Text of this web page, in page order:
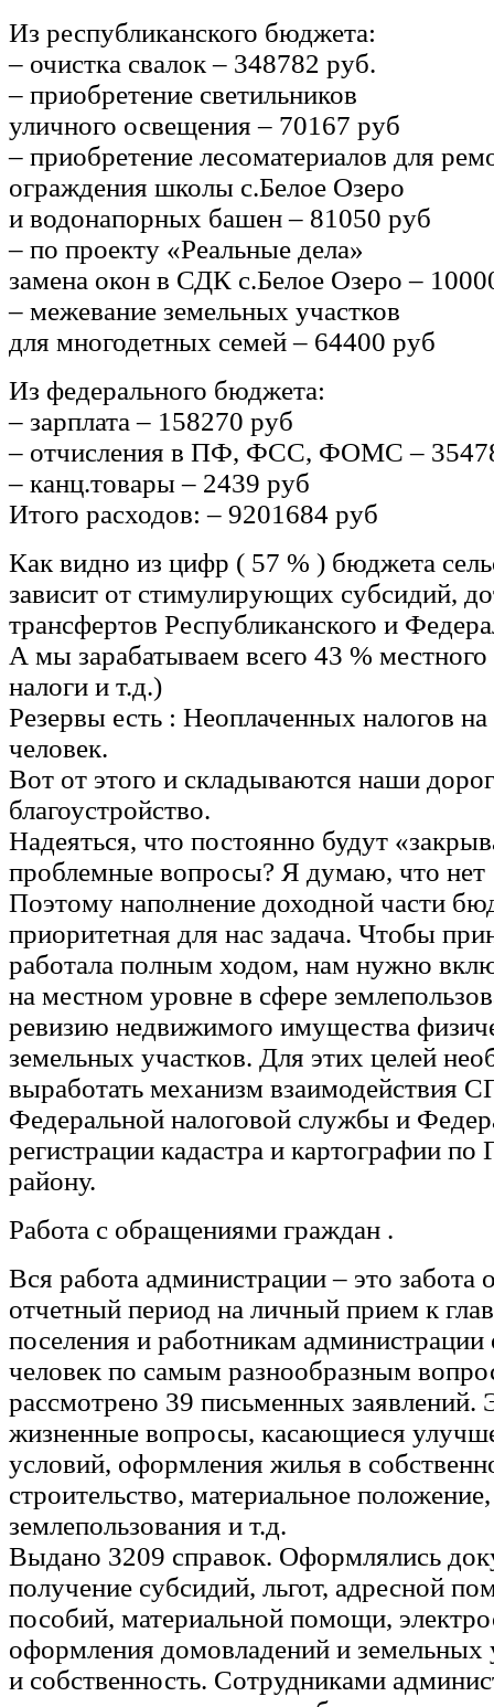
Из республиканского бюджета:
– очистка свалок – 348782 руб.
– приобретение светильников
уличного освещения – 70167 руб
– приобретение лесоматериалов для
ограждения школы с.Белое Озеро
и водонапорных башен – 81050 руб
– по проекту «Реальные дела»
замена окон в СДК с.Белое Озеро –
– межевание земельных участков
для многодетных семей – 64400 руб
Из федерального бюджета:
– зарплата – 158270 руб
– отчисления в ПФ, ФСС, ФОМС –
– канц.товары – 2439 руб
Итого расходов: – 9201684 руб
Как видно из цифр ( 57 % ) бюджета
зависит от стимулирующих субсидий,
трансфертов Республиканского и
А мы зарабатываем всего 43 %
налоги и т.д.)
Резервы есть : Неоплаченных налогов
человек.
Вот от этого и складываются наши
благоустройство.
Надеяться, что постоянно будут
проблемные вопросы? Я думаю, что нет
Поэтому наполнение доходной части
приоритетная для нас задача. Чтобы
работала полным ходом, нам нужно
на местном уровне в сфере
ревизию недвижимого имущества
земельных участков. Для этих целей
выработать механизм взаимодействия
Федеральной налоговой службы и
регистрации кадастра и картографии по
району.
Работа с обращениями граждан .
Вся работа администрации – это забота
отчетный период на личный прием к
поселения и работникам администрации
человек по самым разнообразным
рассмотрено 39 письменных заявлений.
жизненные вопросы, касающиеся
условий, оформления жилья в
строительство, материальное
землепользования и т.д.
Выдано 3209 справок. Оформлялись
получение субсидий, льгот, адресной
пособий, материальной помощи,
оформления домовладений и земельных
и собственность. Сотрудниками